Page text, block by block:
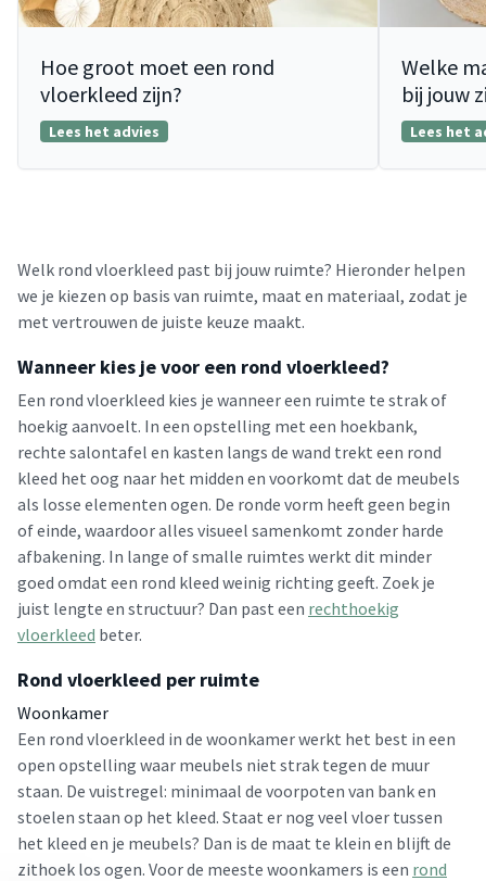
Hoe groot moet een rond
vloerkleed zijn?
Lees het advies
Welke
bij jouw
Lees het
Welk rond vloerkleed past bij jouw ruimte? Hieronder helpen
we je kiezen op basis van ruimte, maat en materiaal, zodat je
met vertrouwen de juiste keuze maakt.
Wanneer kies je voor een rond vloerkleed?
Een rond vloerkleed kies je wanneer een ruimte te strak of
hoekig aanvoelt. In een opstelling met een hoekbank,
rechte salontafel en kasten langs de wand trekt een rond
kleed het oog naar het midden en voorkomt dat de meubels
als losse elementen ogen. De ronde vorm heeft geen begin
of einde, waardoor alles visueel samenkomt zonder harde
afbakening. In lange of smalle ruimtes werkt dit minder
goed omdat een rond kleed weinig richting geeft. Zoek je
juist lengte en structuur? Dan past een rechthoekig
vloerkleed beter.
Rond vloerkleed per ruimte
Woonkamer
Een rond vloerkleed in de woonkamer werkt het best in een
open opstelling waar meubels niet strak tegen de muur
staan. De vuistregel: minimaal de voorpoten van bank en
stoelen staan op het kleed. Staat er nog veel vloer tussen
het kleed en je meubels? Dan is de maat te klein en blijft de
zithoek los ogen. Voor de meeste woonkamers is een rond